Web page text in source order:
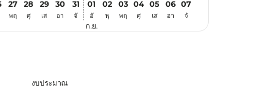
27
พฤ
28
ศุ
29
เส
30
อา
31
จั
01
อั
ก.ย.
02
พุ
03
พฤ
04
ศุ
05
เส
06
อา
07
จั
งบประมาณ